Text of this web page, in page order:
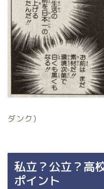
ダンク）
私立？公立？高
ポイント